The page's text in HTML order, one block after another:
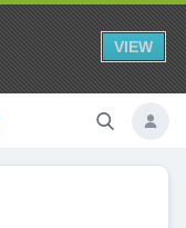
VIEW